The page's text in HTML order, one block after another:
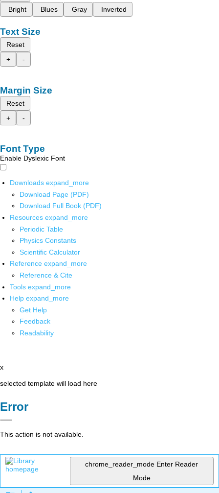
Bright
Blues Gray Inverted
Text Size
Reset
+
-
Margin Size
Reset
+
-
Font Type
Enable Dyslexic Font
Downloads expand_more
Download Page (PDF)
Download Full Book (PDF)
Resources expand_more
Periodic Table
Physics Constants
Scientific Calculator
Reference expand_more
Reference & Cite
Tools expand_more
Help expand_more
Get Help
Feedback
Readability
x
selected template will load here
Error
This action is not available.
chrome_reader_mode Enter Reader
Mode